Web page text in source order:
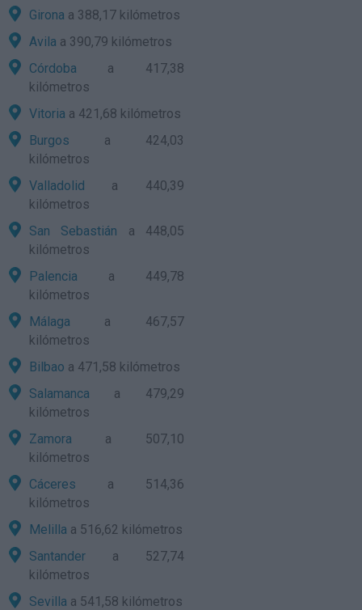
Girona a 388,17 kilómetros
Avila a 390,79 kilómetros
Córdoba a 417,38
kilómetros
Vitoria a 421,68 kilómetros
Burgos a 424,03
kilómetros
Valladolid a 440,39
kilómetros
San Sebastián a 448,05
kilómetros
Palencia a 449,78
kilómetros
Málaga a 467,57
kilómetros
Bilbao a 471,58 kilómetros
Salamanca a 479,29
kilómetros
Zamora a 507,10
kilómetros
Cáceres a 514,36
kilómetros
Melilla a 516,62 kilómetros
Santander a 527,74
kilómetros
Sevilla a 541,58 kilómetros